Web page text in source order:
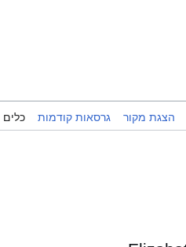
הצגת מקור גרסאות קודמות כלים